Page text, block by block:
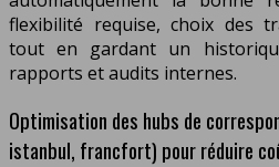
flexibilité requise, choix des
tout en gardant un
rapports et audits internes.
Optimisation des hubs de
istanbul, francfort) pour réduire